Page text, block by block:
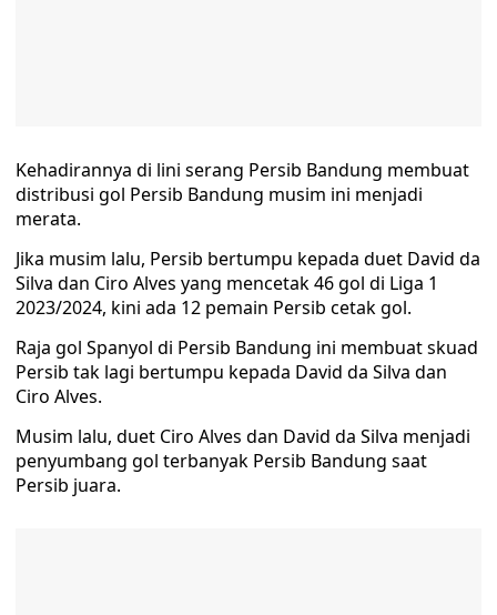
Kehadirannya di lini serang Persib Bandung membuat
distribusi gol Persib Bandung musim ini menjadi
merata.
Jika musim lalu, Persib bertumpu kepada duet David da
Silva dan Ciro Alves yang mencetak 46 gol di Liga 1
2023/2024, kini ada 12 pemain Persib cetak gol.
Raja gol Spanyol di Persib Bandung ini membuat skuad
Persib tak lagi bertumpu kepada David da Silva dan
Ciro Alves.
Musim lalu, duet Ciro Alves dan David da Silva menjadi
penyumbang gol terbanyak Persib Bandung saat
Persib juara.